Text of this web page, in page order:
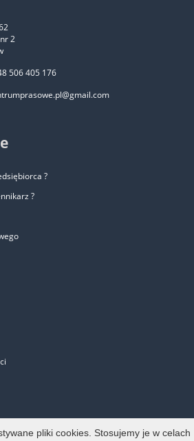
2
506 405 176
?
?
pliki cookies. Stosujemy je w celach